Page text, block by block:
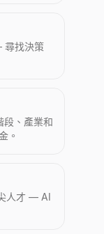
尋找決策
、產業和
。
人才 — AI